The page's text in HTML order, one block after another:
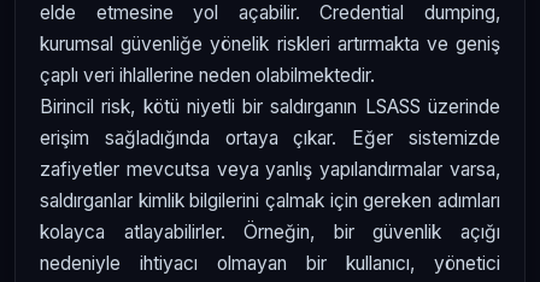
elde etmesine yol açabilir. Credential dumping,
kurumsal güvenliğe yönelik riskleri artırmakta ve geniş
çaplı veri ihlallerine neden olabilmektedir.
Birincil risk, kötü niyetli bir saldırganın LSASS üzerinde
erişim sağladığında ortaya çıkar. Eğer sistemizde
zafiyetler mevcutsa veya yanlış yapılandırmalar varsa,
saldırganlar kimlik bilgilerini çalmak için gereken adımları
kolayca atlayabilirler. Örneğin, bir güvenlik açığı
nedeniyle ihtiyacı olmayan bir kullanıcı, yönetici